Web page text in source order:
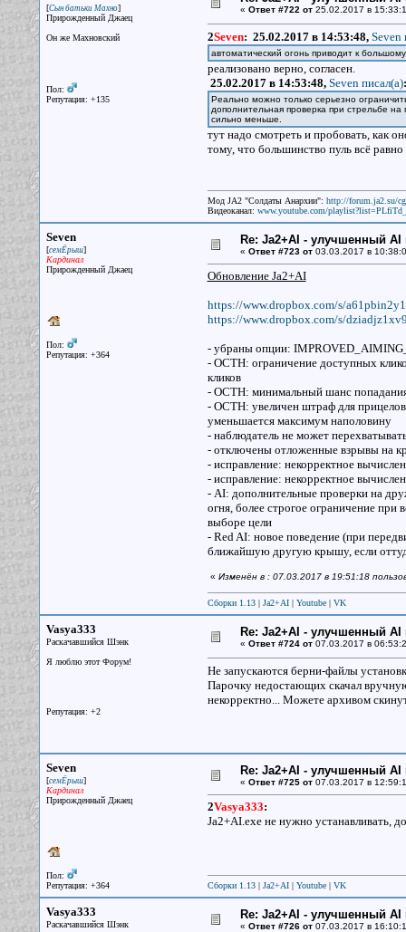
[Сын батьки Махно]
Прирожденный Джаец
Он же Махновский
Пол:
Репутация: +135
« Ответ #722 от25.02.2017 в
2Seven: 25.02.2017 в 14:53:48, Seven
автоматический огонь приводит к
реализовано верно, согласен.
25.02.2017 в 14:53:48, Seven писал(a):
Реально можно только серьезно
дополнительная проверка при стрельбе на
сильно меньше.
тут надо смотреть и пробовать, как
тому, что большинство пуль всё
Мод JA2 "Солдаты Анархии": http://forum.ja2.su/
Видеоканал: www.youtube.com/
Seven
[семЁрыш]
Кардинал
Прирожденный Джаец
Пол:
Репутация: +364
Re: Ja2+AI - улучшенный AI
« Ответ #723 от03.03.2017 в
Обновление Ja2+AI
https://www.dropbox.com/s/
https://www.dropbox.com/s/
- убраны опции:
- OCTH: ограничение доступных
кликов
- OCTH: минимальный шанс
- OCTH: увеличен штраф для
уменьшается максимум наполовину
- наблюдатель не может
- отключены отложенные взрывы на
- исправление: некорректное
- исправление: некорректное
- AI: дополнительные проверки на
огня, более строгое ограничение при
выборе цели
- Red AI: новое поведение (при
ближайшую другую крышу, если
« Изменён в : 07.03.2017 в 19:51:18
Сборки 1.13| Ja2+AI| Youtube| VK
Vasya333
Раскачавшийся Шэнк
Я люблю этот Форум!
Репутация: +2
Re: Ja2+AI - улучшенный AI
« Ответ #724 от07.03.2017 в
Не запускаются берни-файлы
Парочку недостающих скачал
некорректно... Можете архивом
Seven
[семЁрыш]
Кардинал
Прирожденный Джаец
Пол:
Репутация: +364
Re: Ja2+AI - улучшенный AI
« Ответ #725 от07.03.2017 в
2Vasya333:
Ja2+AI.exe не нужно устанавливать,
Сборки 1.13| Ja2+AI| Youtube| VK
Vasya333
Раскачавшийся Шэнк
Re: Ja2+AI - улучшенный AI
« Ответ #726 от07.03.2017 в